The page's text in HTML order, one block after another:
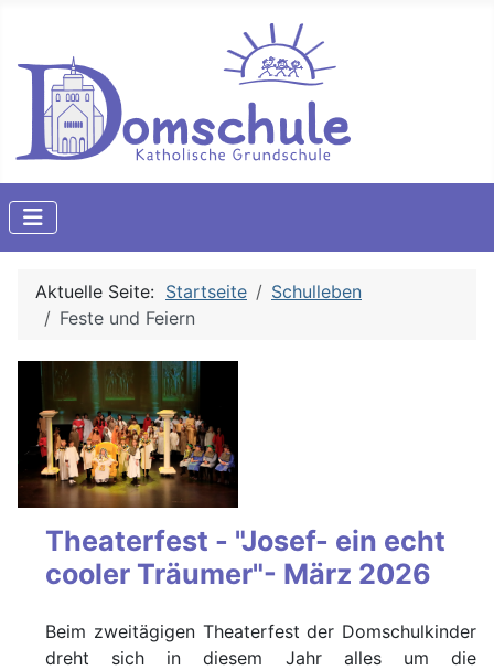
Aktuelle Seite: Startseite
Schulleben
Feste und Feiern
Theaterfest - "Josef- ein echt
cooler Träumer"- März 2026
Beim zweitägigen Theaterfest der Domschulkinder
dreht sich in diesem Jahr alles um die